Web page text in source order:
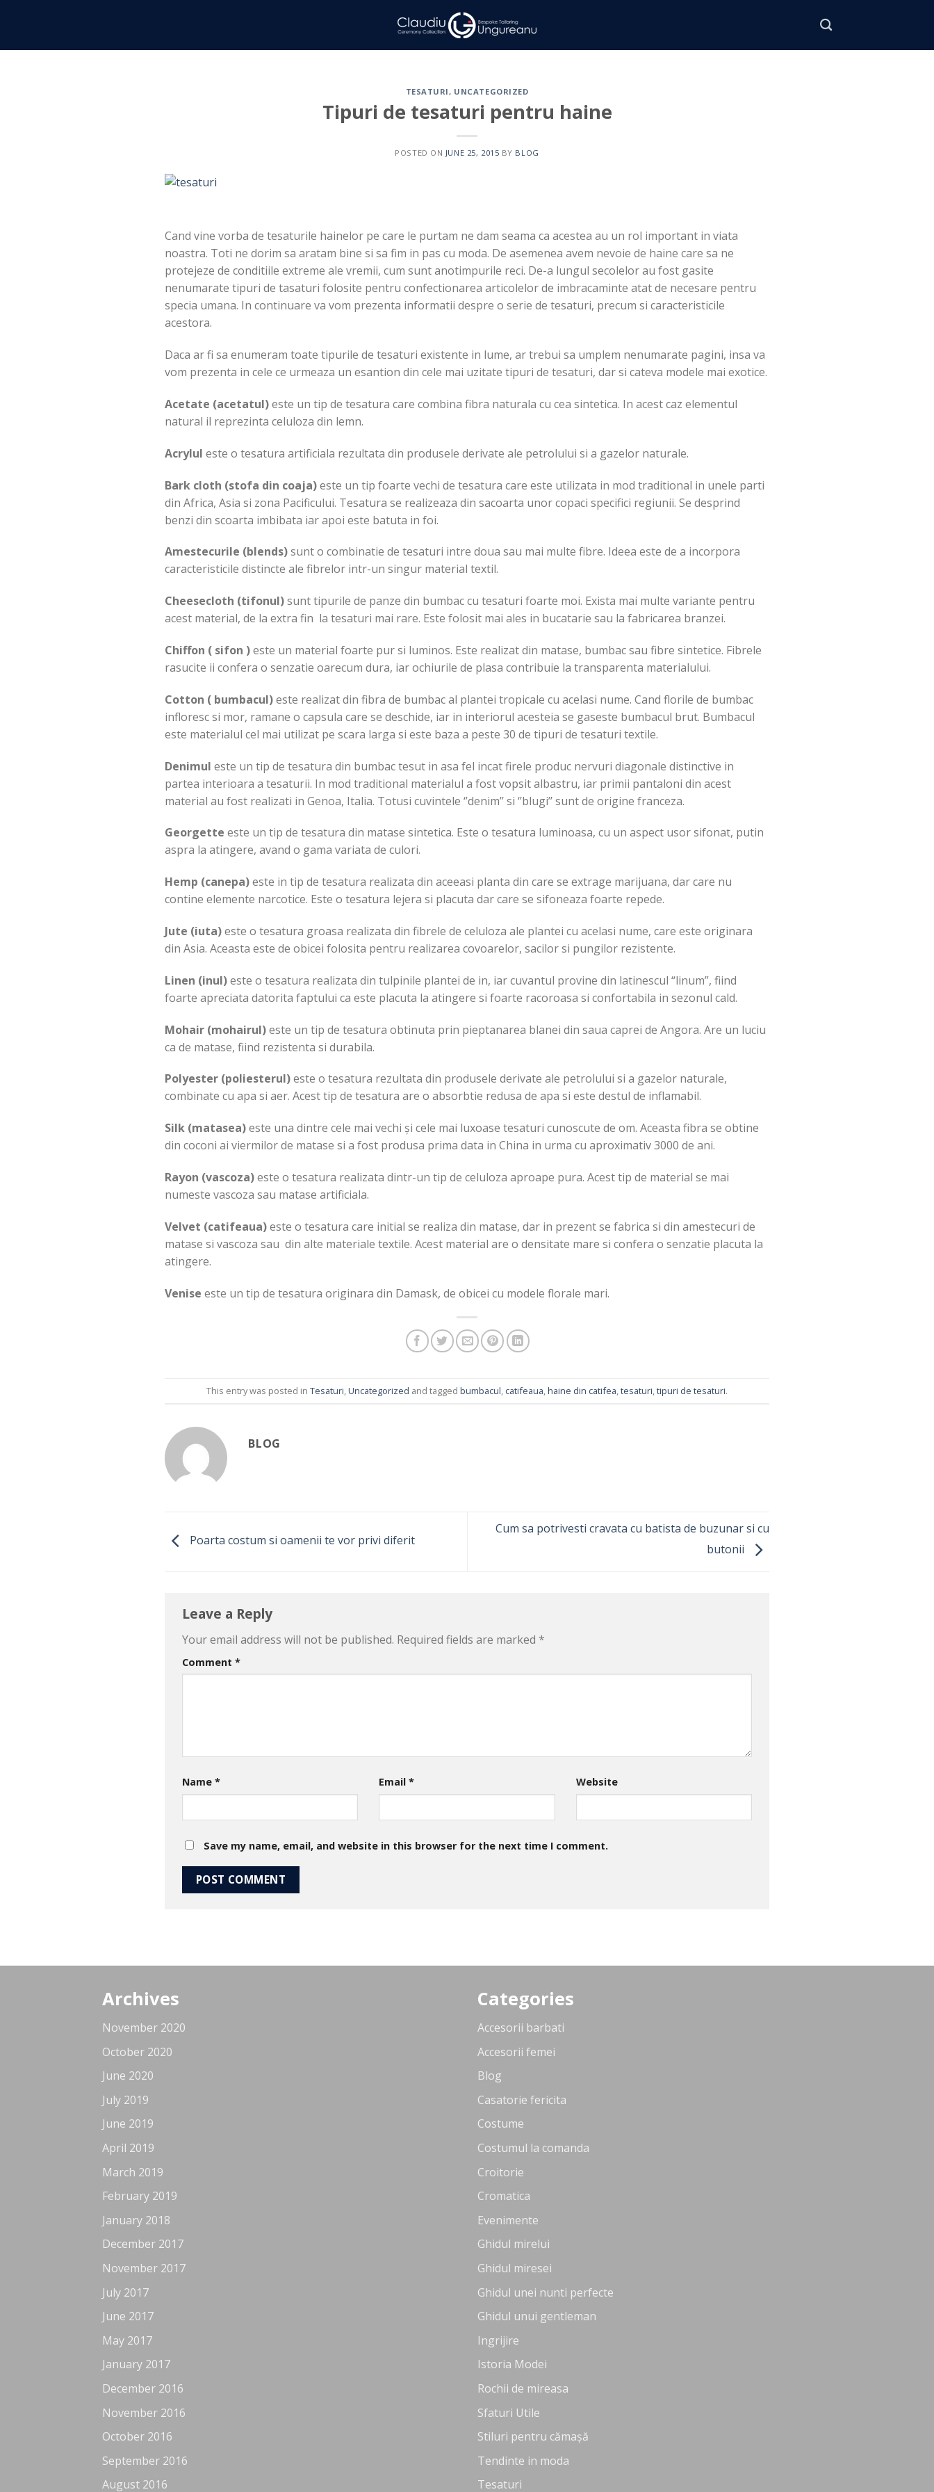
TESATURI, UNCATEGORIZED
Tipuri de tesaturi pentru haine
POSTED ON JUNE 25, 2015 BY BLOG
Cand vine vorba de tesaturile hainelor pe care le purtam ne dam seama ca acestea au un rol important in viata
noastra. Toti ne dorim sa aratam bine si sa fim in pas cu moda. De asemenea avem nevoie de haine care sa ne
protejeze de conditiile extreme ale vremii, cum sunt anotimpurile reci. De-a lungul secolelor au fost gasite
nenumarate tipuri de tasaturi folosite pentru confectionarea articolelor de imbracaminte atat de necesare pentru
specia umana. In continuare va vom prezenta informatii despre o serie de tesaturi, precum si caracteristicile
acestora.
Daca ar fi sa enumeram toate tipurile de tesaturi existente in lume, ar trebui sa umplem nenumarate pagini, insa va
vom prezenta in cele ce urmeaza un esantion din cele mai uzitate tipuri de tesaturi, dar si cateva modele mai exotice.
Acetate (acetatul)este un tip de tesatura care combina fibra naturala cu cea sintetica. In acest caz elementul
natural il reprezinta celuloza din lemn.
Acrylul este o tesatura artificiala rezultata din produsele derivate ale petrolului si a gazelor naturale.
Bark cloth (stofa din coaja)este un tip foarte vechi de tesatura care este utilizata in mod traditional in unele parti
din Africa, Asia si zona Pacificului. Tesatura se realizeaza din sacoarta unor copaci specifici regiunii. Se desprind
benzi din scoarta imbibata iar apoi este batuta in foi.
Amestecurile (blends)sunt o combinatie de tesaturi intre doua sau mai multe fibre. Ideea este de a incorpora
caracteristicile distincte ale fibrelor intr-un singur material textil.
Cheesecloth (tifonul)sunt tipurile de panze din bumbac cu tesaturi foarte moi. Exista mai multe variante pentru
acest material, de la extra fin la tesaturi mai rare. Este folosit mai ales in bucatarie sau la fabricarea branzei.
Chiffon ( sifon )este un material foarte pur si luminos. Este realizat din matase, bumbac sau fibre sintetice. Fibrele
rasucite ii confera o senzatie oarecum dura, iar ochiurile de plasa contribuie la transparenta materialului.
Cotton ( bumbacul)este realizat din fibra de bumbac al plantei tropicale cu acelasi nume. Cand florile de bumbac
infloresc si mor, ramane o capsula care se deschide, iar in interiorul acesteia se gaseste bumbacul brut. Bumbacul
este materialul cel mai utilizat pe scara larga si este baza a peste 30 de tipuri de tesaturi textile.
Denimul este un tip de tesatura din bumbac tesut in asa fel incat firele produc nervuri diagonale distinctive in
partea interioara a tesaturii. In mod traditional materialul a fost vopsit albastru, iar primii pantaloni din acest
material au fost realizati in Genoa, Italia. Totusi cuvintele ‘’denim’’ si ‘’blugi’’ sunt de origine franceza.
Georgette este un tip de tesatura din matase sintetica. Este o tesatura luminoasa, cu un aspect usor sifonat, putin
aspra la atingere, avand o gama variata de culori.
Hemp (canepa)este in tip de tesatura realizata din aceeasi planta din care se extrage marijuana, dar care nu
contine elemente narcotice. Este o tesatura lejera si placuta dar care se sifoneaza foarte repede.
Jute (iuta)este o tesatura groasa realizata din fibrele de celuloza ale plantei cu acelasi nume, care este originara
din Asia. Aceasta este de obicei folosita pentru realizarea covoarelor, sacilor si pungilor rezistente.
Linen (inul)este o tesatura realizata din tulpinile plantei de in, iar cuvantul provine din latinescul “linum”, fiind
foarte apreciata datorita faptului ca este placuta la atingere si foarte racoroasa si confortabila in sezonul cald.
Mohair (mohairul)este un tip de tesatura obtinuta prin pieptanarea blanei din saua caprei de Angora. Are un luciu
ca de matase, fiind rezistenta si durabila.
Polyester (poliesterul)este o tesatura rezultata din produsele derivate ale petrolului si a gazelor naturale,
combinate cu apa si aer. Acest tip de tesatura are o absorbtie redusa de apa si este destul de inflamabil.
Silk (matasea)este una dintre cele mai vechi și cele mai luxoase tesaturi cunoscute de om. Aceasta fibra se obtine
din coconi ai viermilor de matase si a fost produsa prima data in China in urma cu aproximativ 3000 de ani.
Rayon (vascoza)este o tesatura realizata dintr-un tip de celuloza aproape pura. Acest tip de material se mai
numeste vascoza sau matase artificiala.
Velvet (catifeaua)este o tesatura care initial se realiza din matase, dar in prezent se fabrica si din amestecuri de
matase si vascoza sau din alte materiale textile. Acest material are o densitate mare si confera o senzatie placuta la
atingere.
Venise este un tip de tesatura originara din Damask, de obicei cu modele florale mari.
This entry was posted in Tesaturi,Uncategorized and tagged bumbacul, catifeaua,haine din catifea,tesaturi,tipuri de tesaturi.
BLOG
Poarta costum si oamenii te vor privi diferit
Cum sa potrivesti cravata cu batista de buzunar si cu
butonii
Leave a Reply
Your email address will not be published. Required fields are marked *
Comment *
Name * Email* Website
Save my name, email, and website in this browser for the next time I comment.
Archives
November 2020
October 2020
June 2020
July 2019
June 2019
April 2019
March 2019
February 2019
January 2018
December 2017
November 2017
July 2017
June 2017
May 2017
January 2017
December 2016
November 2016
October 2016
September 2016
August 2016
Categories
Accesorii barbati
Accesorii femei
Blog
Casatorie fericita
Costume
Costumul la comanda
Croitorie
Cromatica
Evenimente
Ghidul mirelui
Ghidul miresei
Ghidul unei nunti perfecte
Ghidul unui gentleman
Ingrijire
Istoria Modei
Rochii de mireasa
Sfaturi Utile
Stiluri pentru cămașă
Tendinte in moda
Tesaturi